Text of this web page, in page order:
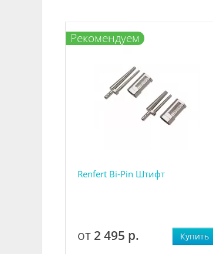
Рекомендуем
Renfert Bi-Pin Штифт
от 2 495 р. Купить